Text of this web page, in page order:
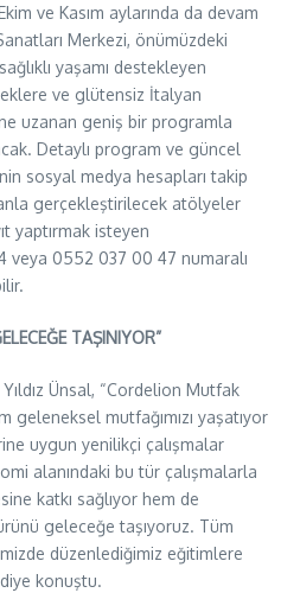
ve Kasım aylarında da devam
Merkezi, önümüzdeki
yaşamı destekleyen
ve glütensiz İtalyan
uzanan geniş bir programla
Detaylı program ve güncel
sosyal medya hesapları takip
gerçekleştirilecek atölyeler
yaptırmak isteyen
veya 0552 037 00 47 numaralı
TAŞINIYOR”
Ünsal, “Cordelion Mutfak
geleneksel mutfağımızı yaşatıyor
uygun yenilikçi çalışmalar
alanındaki bu tür çalışmalarla
katkı sağlıyor hem de
geleceğe taşıyoruz. Tüm
düzenlediğimiz eğitimlere
konuştu.